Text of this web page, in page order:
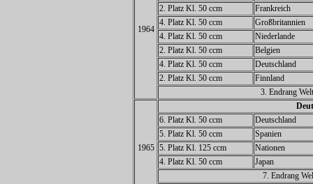
1964
2. Platz Kl. 50 ccm
Frankreich
4. Platz Kl. 50 ccm
Großbritannien
4. Platz Kl. 50 ccm
Niederlande
2. Platz Kl. 50 ccm
Belgien
4. Platz Kl. 50 ccm
Deutschland
2. Platz Kl. 50 ccm
Finnland
3. Endrang
1965
6. Platz Kl. 50 ccm
Deutschland
5. Platz Kl. 50 ccm
Spanien
5. Platz Kl. 125 ccm
Nationen
4. Platz Kl. 50 ccm
Japan
7. Endrang